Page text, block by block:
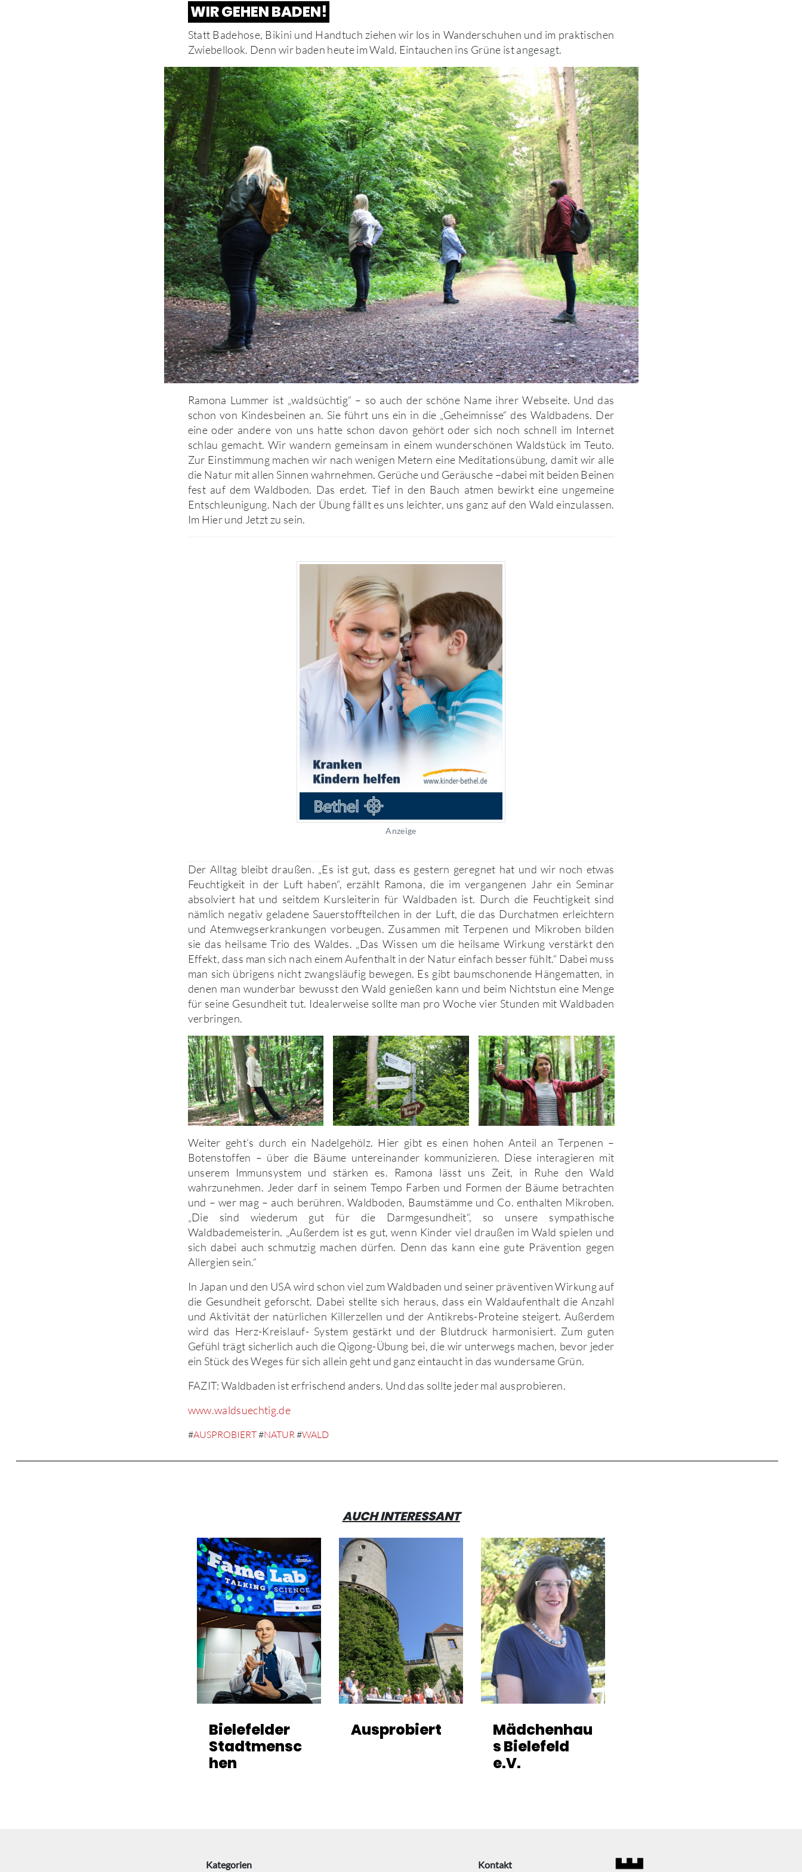
WIR GEHEN BADEN!
Statt Badehose, Bikini und Handtuch ziehen wir los in Wanderschuhen und im praktischen
Zwiebellook. Denn wir baden heute im Wald. Eintauchen ins Grüne ist angesagt.
Ramona Lummer ist „waldsüchtig“ – so auch der schöne Name ihrer Webseite. Und das
schon von Kindesbeinen an. Sie führt uns ein in die „Geheimnisse“ des Waldbadens. Der
eine oder andere von uns hatte schon davon gehört oder sich noch schnell im Internet
schlau gemacht. Wir wandern gemeinsam in einem wunderschönen Waldstück im Teuto.
Zur Einstimmung machen wir nach wenigen Metern eine Meditationsübung, damit wir alle
die Natur mit allen Sinnen wahrnehmen. Gerüche und Geräusche –dabei mit beiden Beinen
fest auf dem Waldboden. Das erdet. Tief in den Bauch atmen bewirkt eine ungemeine
Entschleunigung. Nach der Übung fällt es uns leichter, uns ganz auf den Wald einzulassen.
Im Hier und Jetzt zu sein.
Anzeige
Der Alltag bleibt draußen. „Es ist gut, dass es gestern geregnet hat und wir noch etwas
Feuchtigkeit in der Luft haben“, erzählt Ramona, die im vergangenen Jahr ein Seminar
absolviert hat und seitdem Kursleiterin für Waldbaden ist. Durch die Feuchtigkeit sind
nämlich negativ geladene Sauerstoffteilchen in der Luft, die das Durchatmen erleichtern
und Atemwegserkrankungen vorbeugen. Zusammen mit Terpenen und Mikroben bilden
sie das heilsame Trio des Waldes. „Das Wissen um die heilsame Wirkung verstärkt den
Effekt, dass man sich nach einem Aufenthalt in der Natur einfach besser fühlt.“ Dabei muss
man sich übrigens nicht zwangsläufig bewegen. Es gibt baumschonende Hängematten, in
denen man wunderbar bewusst den Wald genießen kann und beim Nichtstun eine Menge
für seine Gesundheit tut. Idealerweise sollte man pro Woche vier Stunden mit Waldbaden
verbringen.
Weiter geht’s durch ein Nadelgehölz. Hier gibt es einen hohen Anteil an Terpenen –
Botenstoffen – über die Bäume untereinander kommunizieren. Diese interagieren mit
unserem Immunsystem und stärken es. Ramona lässt uns Zeit, in Ruhe den Wald
wahrzunehmen. Jeder darf in seinem Tempo Farben und Formen der Bäume betrachten
und – wer mag – auch berühren. Waldboden, Baumstämme und Co. enthalten Mikroben.
„Die sind wiederum gut für die Darmgesundheit“, so unsere sympathische
Waldbademeisterin. „Außerdem ist es gut, wenn Kinder viel draußen im Wald spielen und
sich dabei auch schmutzig machen dürfen. Denn das kann eine gute Prävention gegen
Allergien sein.“
In Japan und den USA wird schon viel zum Waldbaden und seiner präventiven Wirkung auf
die Gesundheit geforscht. Dabei stellte sich heraus, dass ein Waldaufenthalt die Anzahl
und Aktivität der natürlichen Killerzellen und der Antikrebs-Proteine steigert. Außerdem
wird das Herz-Kreislauf- System gestärkt und der Blutdruck harmonisiert. Zum guten
Gefühl trägt sicherlich auch die Qigong-Übung bei, die wir unterwegs machen, bevor jeder
ein Stück des Weges für sich allein geht und ganz eintaucht in das wundersame Grün.
FAZIT: Waldbaden ist erfrischend anders. Und das sollte jeder mal ausprobieren.
www.waldsuechtig.de
#AUSPROBIERT#NATUR#WALD
AUCH INTERESSANT
Bielefelder
Stadtmensc
hen
Ausprobiert
Mädchenhau
s Bielefeld
e.V.
Kategorien Kontakt